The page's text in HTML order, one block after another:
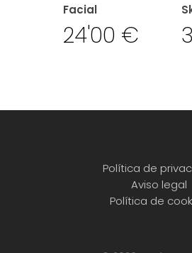
Facial
24'00 €
Política de
Aviso legal
Política de